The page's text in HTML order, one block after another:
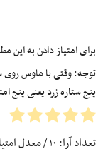
برای امتیاز دادن به
توجه: وقتی با ماوس روی
پنج ستاره زرد یعنی پنج
تعداد آرا: ۱۰/ معدل